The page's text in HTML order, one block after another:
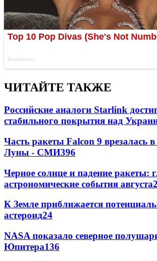
ЧИТАЙТЕ ТАКЖЕ
Российские аналоги Starlink
стабильного покрытия над
Часть ракеты Falcon 9 врезалась в
Луны - СМИ396
Черное солнце и падение ракеты:
астрономические события августа
К Земле приближается
астероид24
NASA показало северное
Юпитера136